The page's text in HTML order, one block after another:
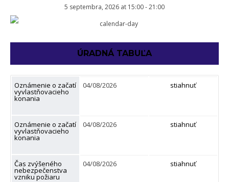
5 septembra, 2026 at 15:00-21:00
ÚRADNÁ TABUĽA
Oznámenie o začatí
vyvlastňovacieho
konania
04/08/2026 stiahnuť
Oznámenie o začatí
vyvlastňovacieho
konania
04/08/2026 stiahnuť
Čas zvýšeného
nebezpečenstva
vzniku požiaru
04/08/2026 stiahnuť